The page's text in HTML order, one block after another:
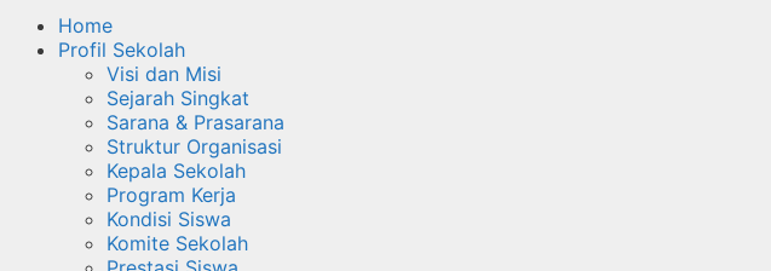
Home
Profil Sekolah
Visi dan Misi
Sejarah Singkat
Sarana & Prasarana
Struktur Organisasi
Kepala Sekolah
Program Kerja
Kondisi Siswa
Komite Sekolah